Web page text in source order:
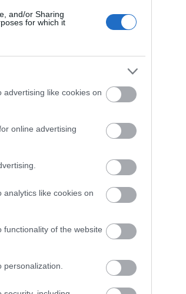
and/or Sharing
for which it
like cookies on
online advertising
like cookies on
of the website
nagyon
mennyire
pedig lehet
nagyobb
Nem
függetlenül,
más
a
a haszon és
akikre
és MC él
és sok
és új dolgot
közelítjük
HIRDETÉS
BESZÁMOLÓK
ZENÉS
VOLT A VÍRUS
ZAJ FESZTIVÁL
SOHA NEM